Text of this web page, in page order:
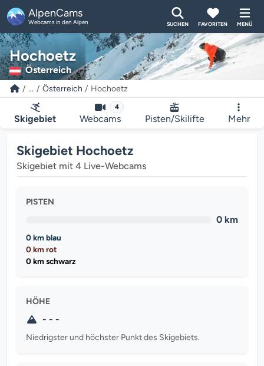
AlpenCams
Webcams in den Alpen SUCHEN FAVORITEN MENÜ
Hochoetz
Österreich
... Österreich Hochoetz
Skigebiet
4
Webcams Pisten/Skilifte Mehr
Skigebiet Hochoetz
Skigebiet mit 4 Live-Webcams
PISTEN
0 km
0 km blau
0 km rot
0 km schwarz
HÖHE
- - -
Niedrigster und höchster Punkt des Skigebiets.